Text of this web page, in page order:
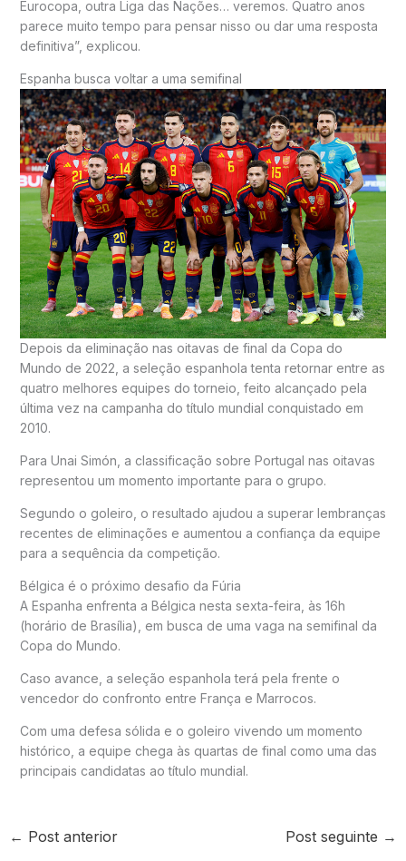
Eurocopa, outra Liga das Nações… veremos. Quatro anos
parece muito tempo para pensar nisso ou dar uma resposta
definitiva”, explicou.
Espanha busca voltar a uma semifinal
Depois da eliminação nas oitavas de final da Copa do
Mundo de 2022, a seleção espanhola tenta retornar entre as
quatro melhores equipes do torneio, feito alcançado pela
última vez na campanha do título mundial conquistado em
2010.
Para Unai Simón, a classificação sobre Portugal nas oitavas
representou um momento importante para o grupo.
Segundo o goleiro, o resultado ajudou a superar lembranças
recentes de eliminações e aumentou a confiança da equipe
para a sequência da competição.
Bélgica é o próximo desafio da Fúria
A Espanha enfrenta a Bélgica nesta sexta-feira, às 16h
(horário de Brasília), em busca de uma vaga na semifinal da
Copa do Mundo.
Caso avance, a seleção espanhola terá pela frente o
vencedor do confronto entre França e Marrocos.
Com uma defesa sólida e o goleiro vivendo um momento
histórico, a equipe chega às quartas de final como uma das
principais candidatas ao título mundial.
← Post anterior Post seguinte →